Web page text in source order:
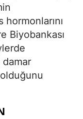
hormonlarını
Biyobankası
damar